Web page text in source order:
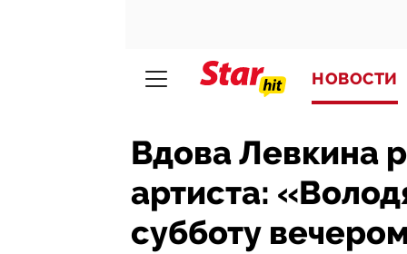
НОВОСТИ
Вдова Левкина
артиста:
субботу